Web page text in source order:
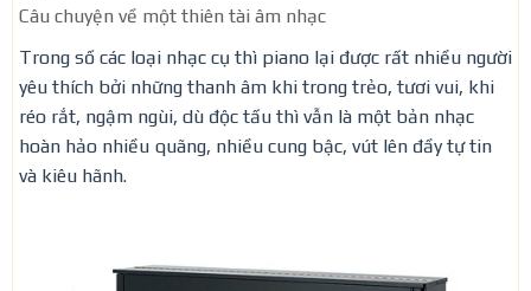
Câu chuyện về một thiên tài âm nhạc
Trong số các loại nhạc cụ thì piano lại được rất nhiều người
yêu thích bởi những thanh âm khi trong trẻo, tươi vui, khi
réo rắt, ngậm ngùi, dù độc tấu thì vẫn là một bản nhạc
hoàn hảo nhiều quãng, nhiều cung bậc, vút lên đầy tự tin
và kiêu hãnh.